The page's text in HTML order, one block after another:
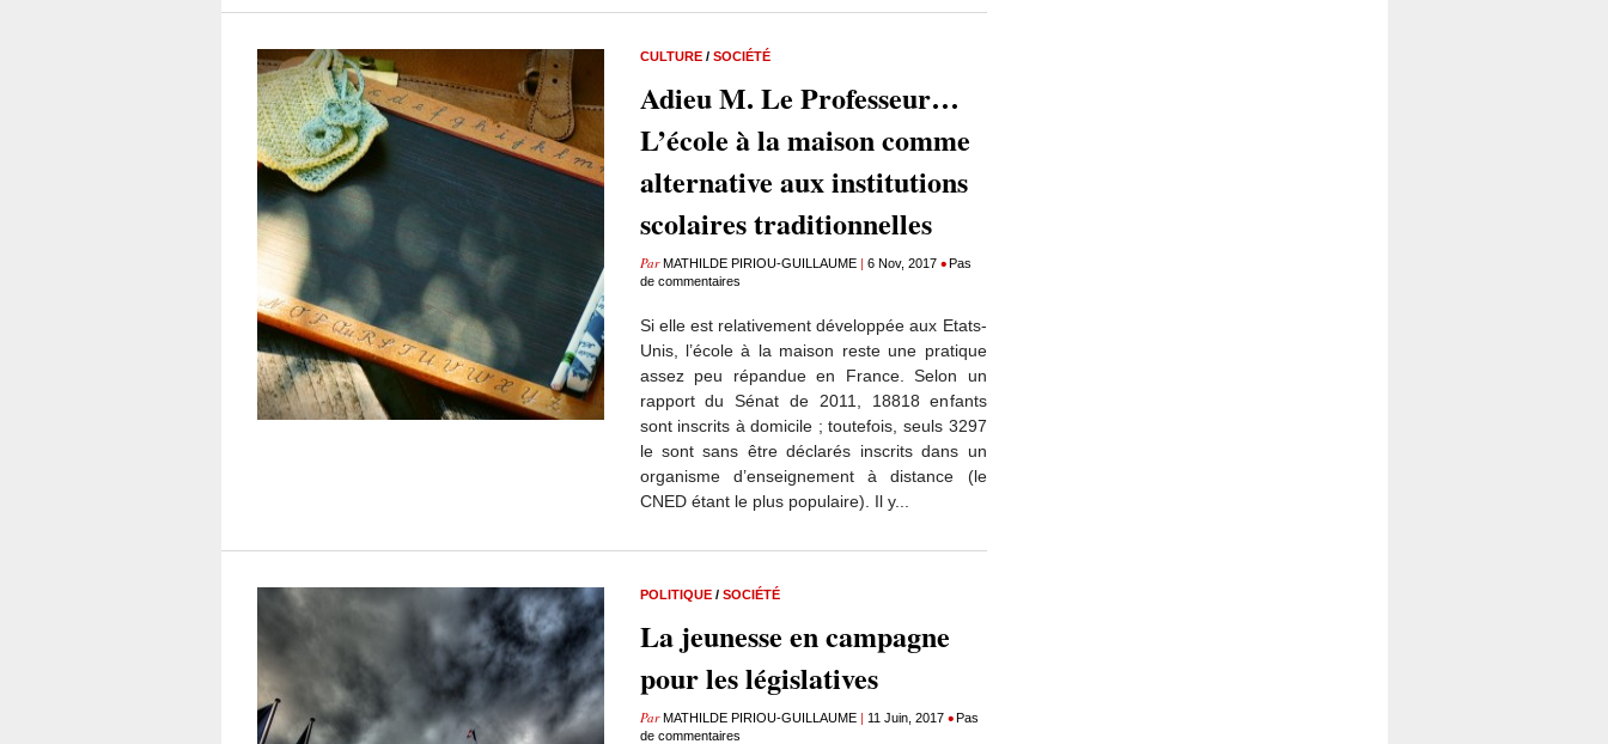
CULTURE/ SOCIÉTÉ
Adieu M. Le Professeur…
L’école à la maison comme
alternative aux institutions
scolaires traditionnelles
ParMATHILDE PIRIOU-GUILLAUME| 6 Nov, 2017 •Pas
de commentaires
Si elle est relativement développée aux Etats-
Unis, l’école à la maison reste une pratique
assez peu répandue en France. Selon un
rapport du Sénat de 2011, 18818 enfants
sont inscrits à domicile ; toutefois, seuls 3297
le sont sans être déclarés inscrits dans un
organisme d’enseignement à distance (le
CNED étant le plus populaire). Il y...
POLITIQUE/ SOCIÉTÉ
La jeunesse en campagne
pour les législatives
ParMATHILDE PIRIOU-GUILLAUME| 11 Juin, 2017 •Pas
de commentaires